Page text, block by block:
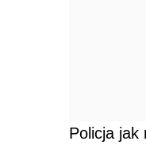
Policja jak